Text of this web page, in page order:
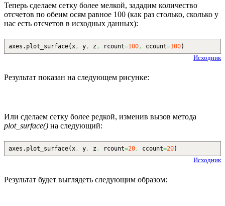
Теперь сделаем сетку более мелкой, зададим количество
отсчетов по обеим осям равное 100 (как раз столько, сколько у
нас есть отсчетов в исходных данных):
axes. plot_surface(x, y, z , rcount=100, ccount=100)
Исходник
Результат показан на следующем рисунке:
Или сделаем сетку более редкой, изменив вызов метода
plot_surface() на следующий:
axes. plot_surface(x, y, z , rcount=20, ccount=20)
Исходник
Результат будет выглядеть следующим образом: